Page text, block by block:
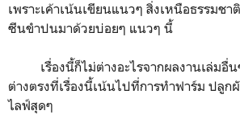
เพราะเค้าเน้นเขียนแนวๆ สิ่งเหนือธรรมช
ซีนขำปนมาด้วยบ่อยๆ แนวๆ นี้
เรื่องนี้ก็ไม่ต่างอะไรจากผลงานเล่มอื่น
ต่างตรงที่เรื่องนี้เน้นไปที่การทำฟาร์ม ปลูก
ไลฟ์สุดๆ